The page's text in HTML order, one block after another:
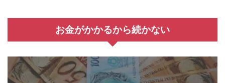
お金がかかるから続かない